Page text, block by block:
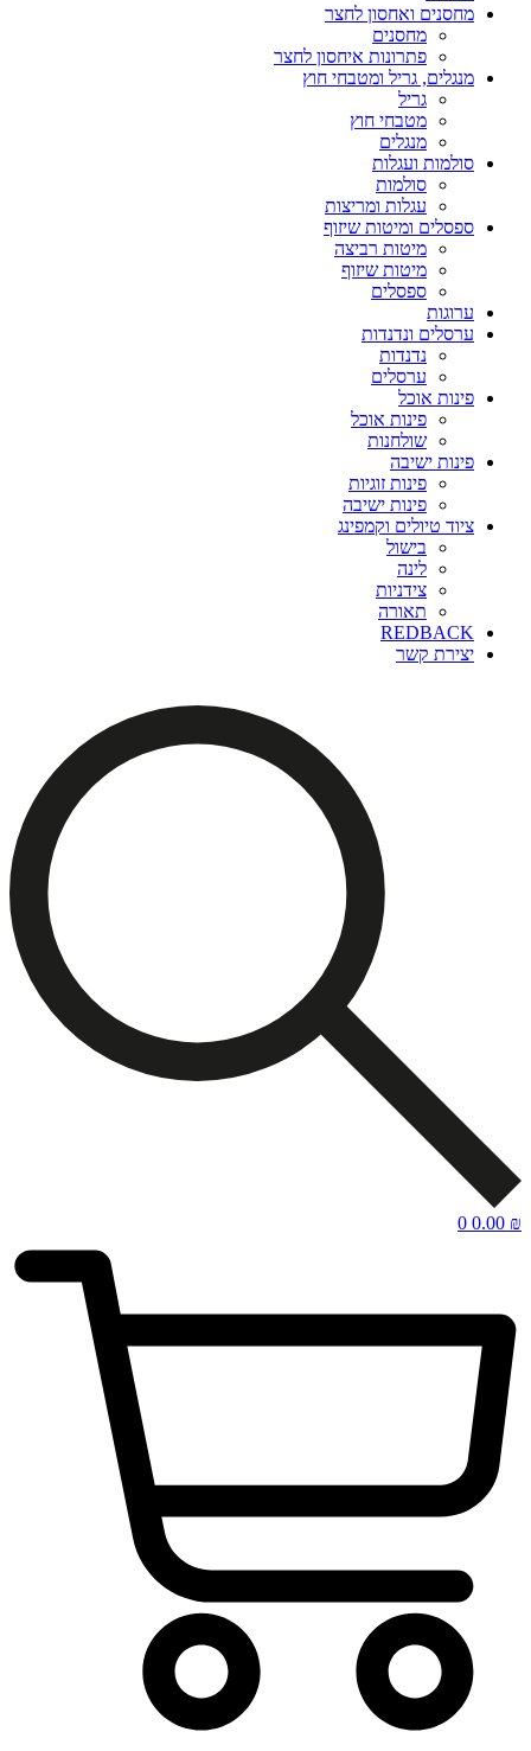
מחסנים ואחסון לחצר
מחסנים
פתרונות איחסון לחצר
מנגלים, גריל ומטבחי חוץ
גריל
מטבחי חוץ
מנגלים
סולמות ועגלות
סולמות
עגלות ומריצות
ספסלים ומיטות שיזוף
מיטות רביצה
מיטות שיזוף
ספסלים
ערוגות
ערסלים ונדנדות
נדנדות
ערסלים
פינות אוכל
פינות אוכל
שולחנות
פינות ישיבה
פינות זוגיות
פינות ישיבה
ציוד טיולים וקמפינג
בישול
לינה
צידניות
תאורה
REDBACK
יצירת קשר
0.00 ₪
0